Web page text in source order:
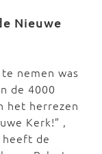
Nieuwe
nemen was
de 4000
het herrezen
Kerk!” ,
heeft de